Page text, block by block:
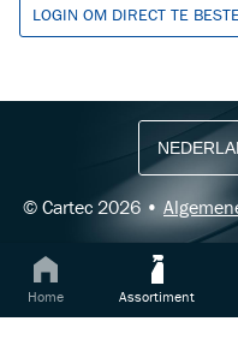
Home Assortiment
LOGIN OM DIRECT TE
© Cartec 2026 •
Ontvang
aanbiedingen en